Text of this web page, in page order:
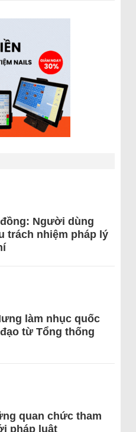
Người dùng
trách nhiệm pháp lý
làm nhục quốc
từ Tổng thống
quan chức tham
pháp luật